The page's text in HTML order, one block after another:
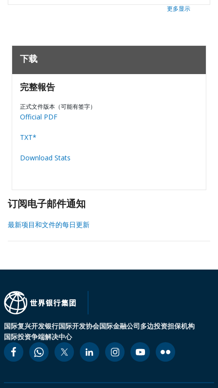
更多显示
下载
完整報告
正式文件版本（可能有签字）
Official PDF
TXT*
Download Stats
订阅电子邮件通知
最新项目和文件的每日更新
国际复兴开发银行国际开发协会国际金融公司多边投资担保机构
国际投资争端解决中心